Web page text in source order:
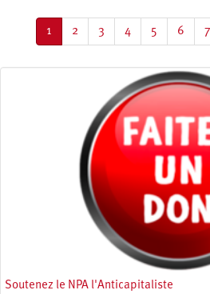
Page
courante
1 Page
2 Page
3 Page
4 Page
5 Page
6 7
Soutenez le NPA l'Anticapitaliste